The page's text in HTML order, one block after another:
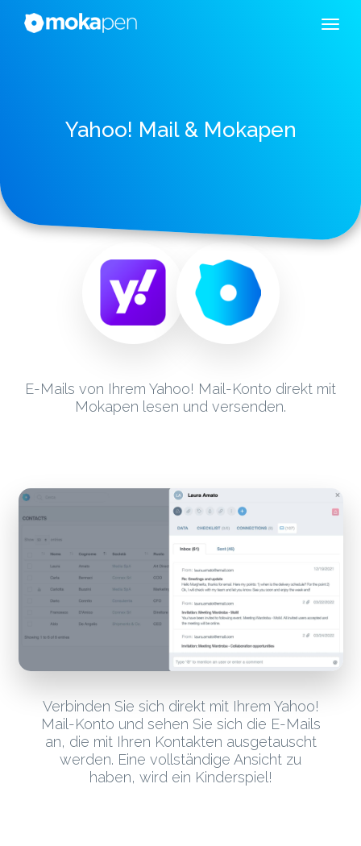
Yahoo! Mail & Mokapen
E-Mails von Ihrem Yahoo! Mail-Konto direkt mit
Mokapen lesen und versenden.
Verbinden Sie sich direkt mit Ihrem Yahoo!
Mail-Konto und sehen Sie sich die E-Mails
an, die mit Ihren Kontakten ausgetauscht
werden. Eine vollständige Ansicht zu
haben, wird ein Kinderspiel!